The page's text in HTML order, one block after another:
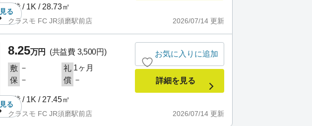
見る
3階 / 1K / 28.73㎡
2026/07/14 更新
クラスモ FC JR須磨駅前店
見る
8.25万円
(共益費 3,500円)
敷 － 礼 1ヶ月
保 － 償 －
3階 / 1K / 27.45㎡
2026/07/14 更新
クラスモ FC JR須磨駅前店
お気に入りに追加
詳細を見る